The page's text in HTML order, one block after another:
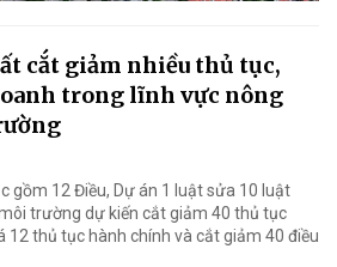
cắt giảm nhiều thủ tục,
trong lĩnh vực nông
gồm 12 Điều, Dự án 1 luật sửa 10 luật
trường dự kiến cắt giảm 40 thủ tục
12 thủ tục hành chính và cắt giảm 40 điều